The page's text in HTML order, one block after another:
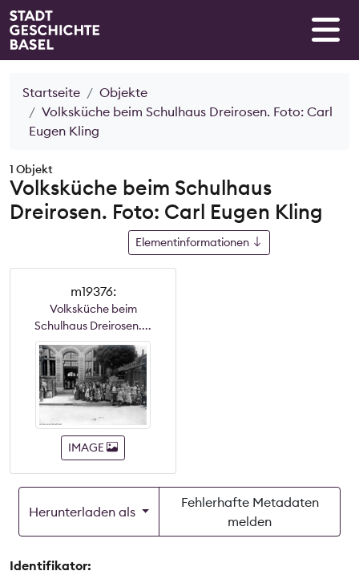
Startseite
Objekte
Volksküche beim Schulhaus Dreirosen. Foto: Carl
Eugen Kling
1 Objekt
Volksküche beim Schulhaus
Dreirosen. Foto: Carl Eugen Kling
Elementinformationen
m19376:
Volksküche beim
Schulhaus Dreirosen....
IMAGE
Herunterladen als
Fehlerhafte Metadaten
melden
Identifikator: